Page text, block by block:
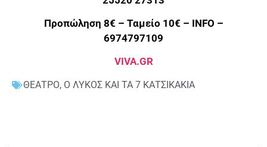
Προπώληση 8€ – Ταμείο 10€ – INFO –
6974797109
VIVA.GR
ΘΕΑΤΡΟ, Ο ΛΥΚΟΣ ΚΑΙ ΤΑ 7 ΚΑΤΣΙΚΑΚΙΑ